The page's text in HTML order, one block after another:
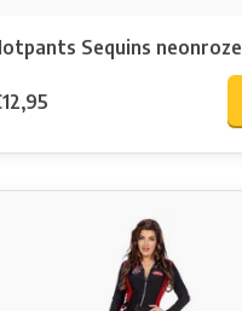
Sequins neonroze